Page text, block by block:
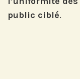
public ciblé.